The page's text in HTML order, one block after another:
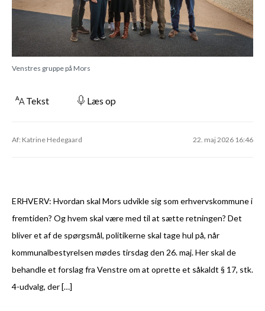
Venstres gruppe på Mors
Tekst Læs op
Af: Katrine Hedegaard 22. maj 2026 16:46
ERHVERV: Hvordan skal Mors udvikle sig som erhvervskommune i
fremtiden? Og hvem skal være med til at sætte retningen? Det
bliver et af de spørgsmål, politikerne skal tage hul på, når
kommunalbestyrelsen mødes tirsdag den 26. maj. Her skal de
behandle et forslag fra Venstre om at oprette et såkaldt § 17, stk.
4-udvalg, der […]